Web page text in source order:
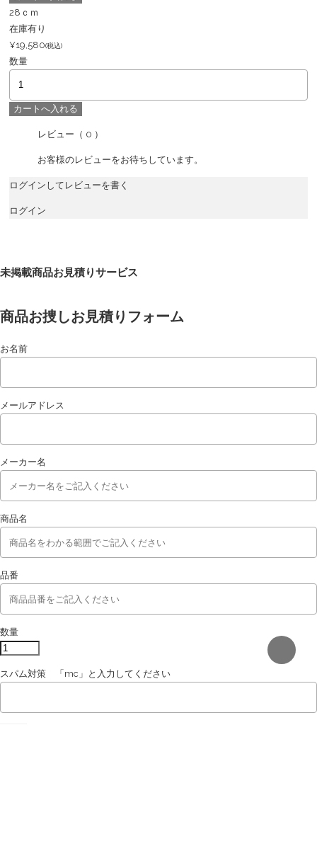
28ｃｍ
在庫有り
¥19,580(税込)
数量
レビュー （ 0 ）
お客様のレビューをお待ちしています。
ログインしてレビューを書く
ログイン
未掲載商品お見積りサービス
商品お捜しお見積りフォーム
お名前
メールアドレス
メーカー名
商品名
品番
数量
スパム対策 「mc」と入力してください